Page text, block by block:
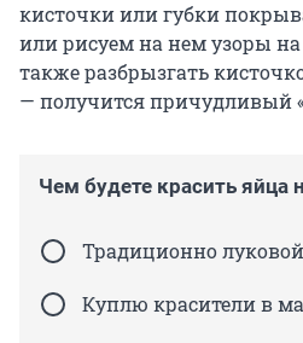
кисточки или губки
или рисуем на нем узоры
также разбрызгать
— получится причудливый
Чем будете красить яйца
Традиционно
Куплю красители в